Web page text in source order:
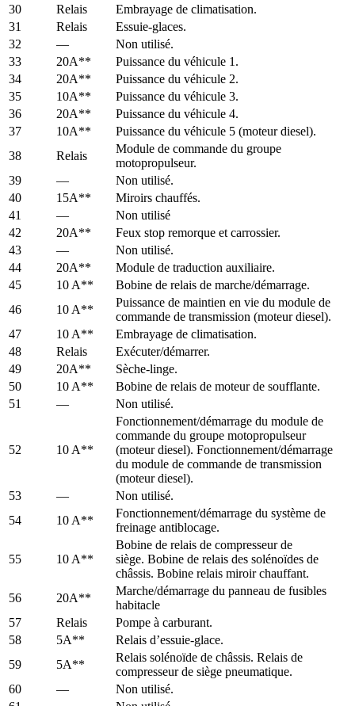
30
Relais
Embrayage de climatisation.
31
Relais
Essuie-glaces.
32
—
Non utilisé.
33
20A**
Puissance du véhicule 1.
34
20A**
Puissance du véhicule 2.
35
10A**
Puissance du véhicule 3.
36
20A**
Puissance du véhicule 4.
37
10A**
Puissance du véhicule 5 (moteur diesel).
38
Relais
Module de commande du groupe
motopropulseur.
39
—
Non utilisé.
40
15A**
Miroirs chauffés.
41
—
Non utilisé
42
20A**
Feux stop remorque et carrossier.
43
—
Non utilisé.
44
20A**
Module de traduction auxiliaire.
45
10 A**
Bobine de relais de marche/démarrage.
46
10 A**
Puissance de maintien en vie du module de
commande de transmission (moteur diesel).
47
10 A**
Embrayage de climatisation.
48
Relais
Exécuter/démarrer.
49
20A**
Sèche-linge.
50
10 A**
Bobine de relais de moteur de soufflante.
51
— Non utilisé.
52 10 A**
Fonctionnement/démarrage du module de
commande du groupe motopropulseur
(moteur diesel). Fonctionnement/démarrage
du module de commande de transmission
(moteur diesel).
53
—
Non utilisé.
54
10 A**
Fonctionnement/démarrage du système de
freinage antiblocage.
55 10 A**
Bobine de relais de compresseur de
siège. Bobine de relais des solénoïdes de
châssis. Bobine relais miroir chauffant.
56
20A**
Marche/démarrage du panneau de fusibles
habitacle
57
Relais
Pompe à carburant.
58
5A**
Relais d’essuie-glace.
59
5A**
Relais solénoïde de châssis. Relais de
compresseur de siège pneumatique.
60
—
Non utilisé.